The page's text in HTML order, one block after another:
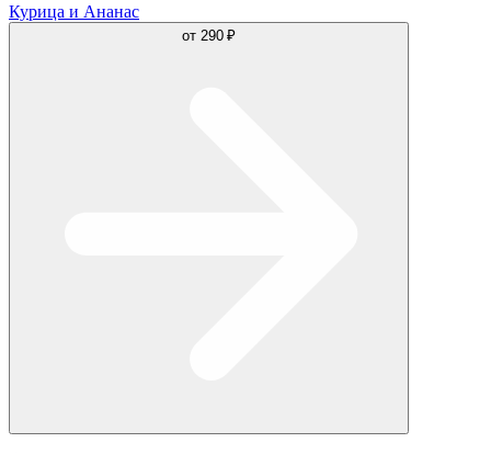
Курица и Ананас
от 290 ₽